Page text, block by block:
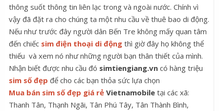
thông suốt thông tin liên lạc trong và ngoài nước. Chính vì
vậy đã đặt ra cho chúng ta một nhu cầu về thuê bao di động.
Nếu như trước đây người dân Bến Tre không mấy quan tâm
đến chiếc sim điện thoại di động thì giờ đây họ không thể
thiếu và xem nó như những người bạn thân thiết của mình.
Nhận biết được nhu cầu đó simtiengiang.vn có hàng triệu
sim số đẹp để cho các bạn thỏa sức lựa chọn
Mua bán sim số đẹp giá rẻ Vietnamobile tại các xã:
Thanh Tân, Thạnh Ngãi, Tân Phú Tây, Tân Thành Bình,